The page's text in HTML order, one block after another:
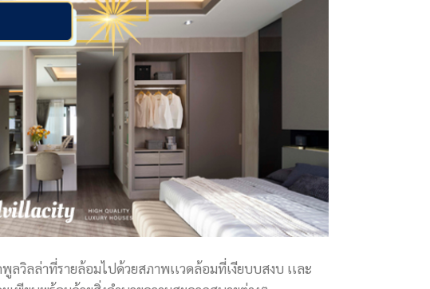
วิลล่าที่รายล้อมไปด้วยสภาพเเวดล้อมที่เงียบบสงบ เเละ